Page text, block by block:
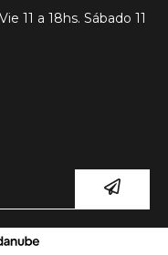
11 a 18hs. Sábado 11